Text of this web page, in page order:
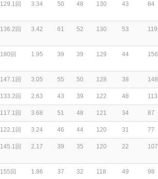
129.1回 3.34 50 48 130 43 84
136.2回 3.42 61 52 130 53 119
180回 1.95 39 39 129 44 156
147.1回 3.05 55 50 128 38 148
133.2回 2.63 43 39 122 48 113
117.1回 3.68 51 48 121 34 87
122.1回 3.24 46 44 120 31 77
145.1回 2.17 39 35 120 22 107
155回 1.86 37 32 118 49 98